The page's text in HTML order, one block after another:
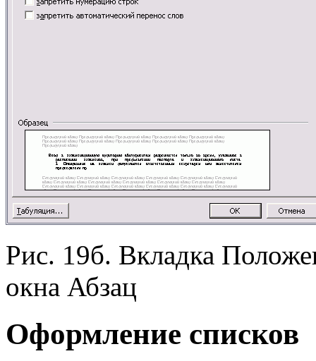
Рис. 19б. Вкладка
окна Абзац
Оформление списков